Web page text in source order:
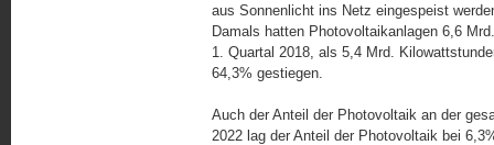
aus Sonnenlicht ins Netz eingespeist
Damals hatten Photovoltaikanlagen 6,6
1. Quartal 2018, als 5,4 Mrd.
64,3% gestiegen.
Auch der Anteil der Photovoltaik an der
2022 lag der Anteil der Photovoltaik bei